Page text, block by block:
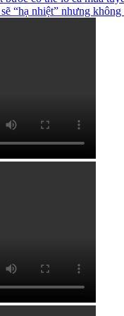
“hạ nhiệt” nhưng không